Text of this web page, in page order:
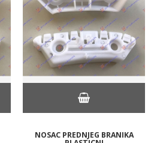
NOSAC PREDNJEG BRANIKA